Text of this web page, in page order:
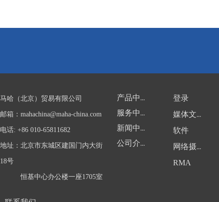
马哈（北京）贸易有限公司
邮箱： mahachina@maha-china.com
电话: +86 010-65811682
地址：北京市东城区建国门内大街
18号
恒基中心办公楼一座1705室
产品中心
服务中心
新闻中心
公司介绍
登录
媒体文件
软件
网络摄像头
RMA